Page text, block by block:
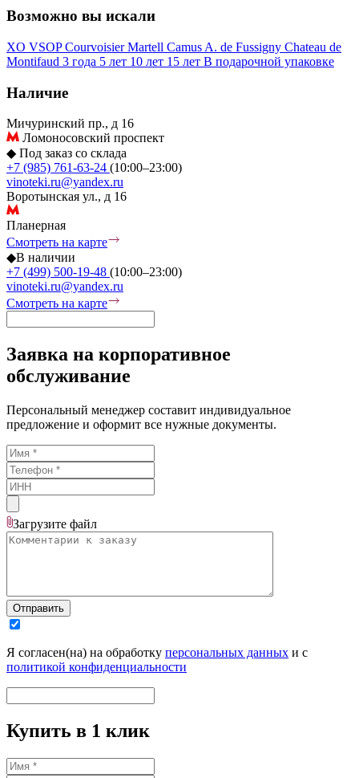
Возможно вы искали
XO VSOPCourvoisierMartell Camus A. de Fussigny Chateau de
Montifaud 3 года 5 лет 10 лет 15 лет В подарочной упаковке
Наличие
Мичуринский пр., д 16
Ломоносовский проспект
◆ Под заказ со склада
+7 (985) 761-63-24 (10:00–23:00)
vinoteki.ru@yandex.ru
Воротынская ул., д 16
Планерная
Смотреть на карте
◆В наличии
+7 (499) 500-19-48 (10:00–23:00)
vinoteki.ru@yandex.ru
Смотреть на карте
Заявка на корпоративное
обслуживание
Персональный менеджер составит индивидуальное
предложение и оформит все нужные документы.
Загрузите файл
Отправить
Я согласен(на) на обработку персональных данных и с
политикой конфиденциальности
Купить в 1 клик